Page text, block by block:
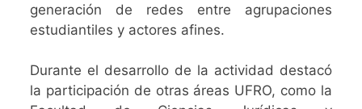
generación de redes entre agrupaciones
estudiantiles y actores afines.
Durante el desarrollo de la actividad destacó
la participación de otras áreas UFRO, como la